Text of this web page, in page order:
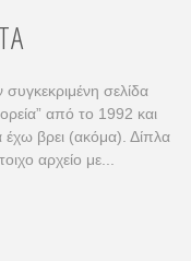
σελίδα
από το 1992 και
βρει (ακόμα). Δίπλα
αρχείο με...